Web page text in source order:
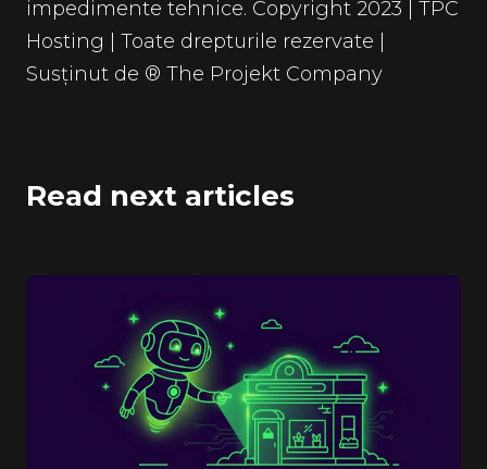
impedimente tehnice. Copyright 2023 | TPC
Hosting | Toate drepturile rezervate |
Susținut de ® The Projekt Company
Read next articles